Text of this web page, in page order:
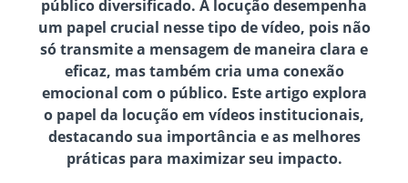
público diversificado. A locução desempenha
um papel crucial nesse tipo de vídeo, pois não
só transmite a mensagem de maneira clara e
eficaz, mas também cria uma conexão
emocional com o público. Este artigo explora
o papel da locução em vídeos institucionais,
destacando sua importância e as melhores
práticas para maximizar seu impacto.